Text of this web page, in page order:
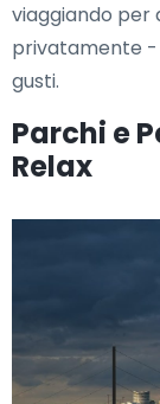
viaggiando per
privatamente -
gusti.
Parchi e
Relax